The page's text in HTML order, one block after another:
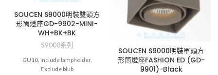
SOUCEN S9000明裝雙頭方
形筒燈座GD-9902-MINI-
WH+BK+BK
S9000系列
GU10, Include lampholder,
Exclude blub
SOUCEN S9000明裝單頭方
形筒燈座FASHION ED (GD-
9901)-Black